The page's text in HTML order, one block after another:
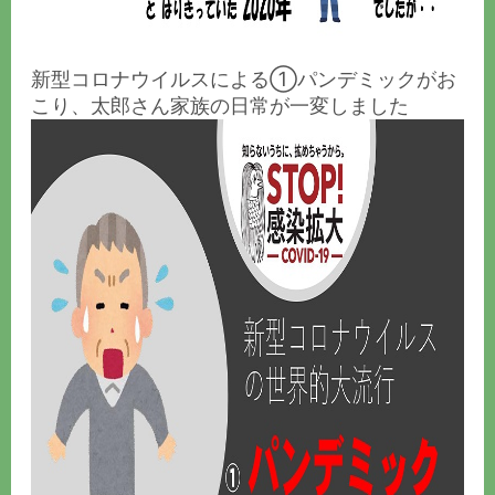
新型コロナウイルスによる①パンデミックがお
こり、太郎さん家族の日常が一変しました